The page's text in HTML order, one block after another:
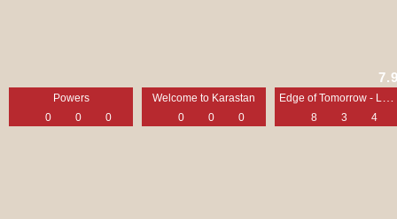
Powers
0
0 0
Welcome to Karastan
0
0 0 8 3 4